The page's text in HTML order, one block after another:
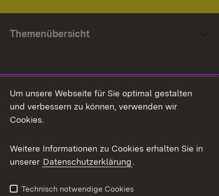
Themenübersicht
Facebook
X / Twitter
Youtube
Um unsere Webseite für Sie optimal gestalten
und verbessern zu können, verwenden wir
Cookies.
Weitere Informationen zu Cookies erhalten Sie in
unserer Datenschutzerklärung.
Technisch notwendige Cookies